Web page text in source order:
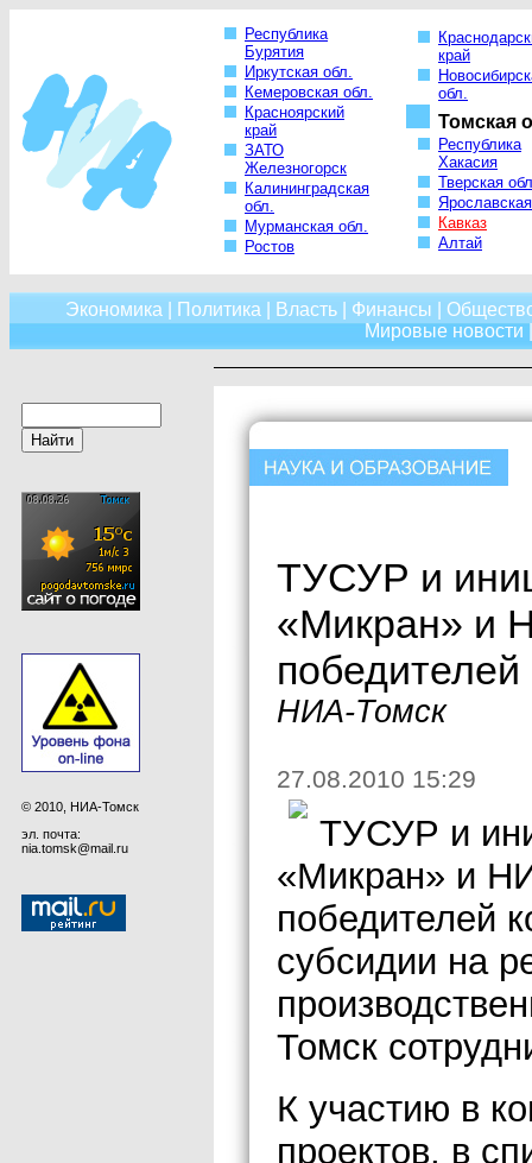
Республика
Бурятия
Иркутская обл.
Кемеровская обл.
Красноярский
край
ЗАТО
Железногорск
Калининградская
обл.
Мурманская обл.
Ростов
край
обл.
Томская
Республика
Хакасия
Тверская
Кавказ
Алтай
Экономика Политика Власть Финансы
Мировые новости
© 2010, НИА-Томск
эл. почта:
nia.tomsk@mail.ru
ТУСУР и
«Микран» и
НИА-Томск
27.08.2010 15:29
ТУСУР и
«Микран» и
победителей
субсидии на
Томск
К участию в
проектов, в